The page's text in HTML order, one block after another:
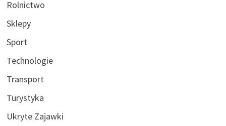
Rolnictwo
Sklepy
Sport
Technologie
Transport
Turystyka
Ukryte Zajawki